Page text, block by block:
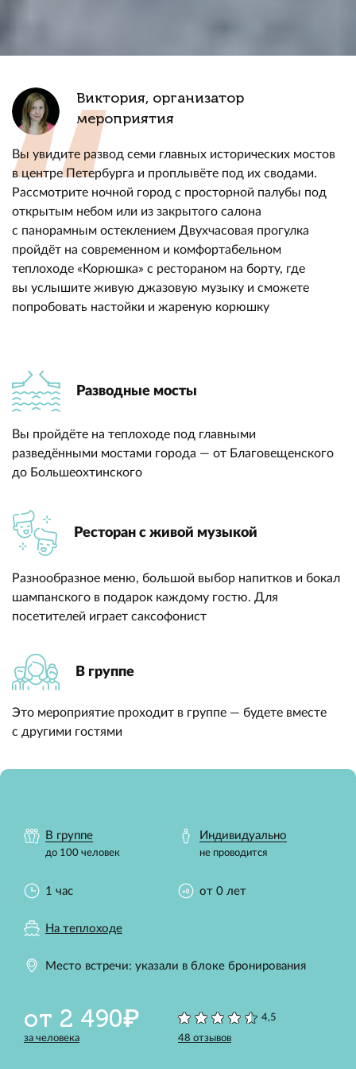
Виктория, организатор
мероприятия
Вы увидите развод семи главных исторических мостов
в центре Петербурга и проплывёте под их сводами.
Рассмотрите ночной город с просторной палубы под
открытым небом или из закрытого салона
с панорамным остеклением Двухчасовая прогулка
пройдёт на современном и комфортабельном
теплоходе «Корюшка» с рестораном на борту, где
вы услышите живую джазовую музыку и сможете
попробовать настойки и жареную корюшку
Разводные мосты
Вы пройдёте на теплоходе под главными
разведёнными мостами города — от Благовещенского
до Большеохтинского
Ресторан с живой музыкой
Разнообразное меню, большой выбор напитков и бокал
шампанского в подарок каждому гостю. Для
посетителей играет саксофонист
В группе
Это мероприятие проходит в группе — будете вместе
с другими гостями
В группе
до 100 человек
Индивидуально
не проводится
1 час от 0 лет
На теплоходе
Место встречи: указали в блоке бронирования
от 2 490₽
за человека
4,5
48 отзывов